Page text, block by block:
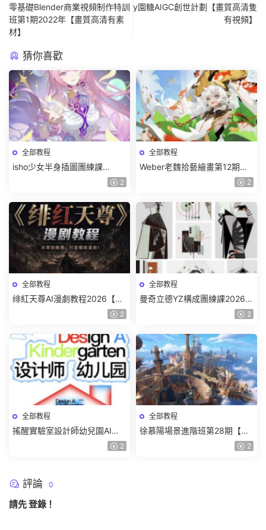
零基礎Blender商業視頻制作特訓
班第1期2022年【畫質高清有素
材】
y園糖AIGC創世計劃【畫質高清隻
有視頻】
猜你喜歡
全部教程
isho少女半身插圖團練課
2026【畫質高清隻有視頻】 2
全部教程
Weber老魏拾藝繪畫第12期角
色特訓班【畫質不錯隻有視
2
全部教程
绯紅天尊AI漫劇教程2026【畫
2
全部教程
曼奇立德YZ構成團練課2026年
8月已結課【畫質高清有課件】
2
全部教程
搖醒實驗室設計師幼兒園AI軟
件基礎課2025【畫質不錯有素
2
全部教程
徐慕陽場景進階班第28期【畫
2
評論 0
請先登錄 ！